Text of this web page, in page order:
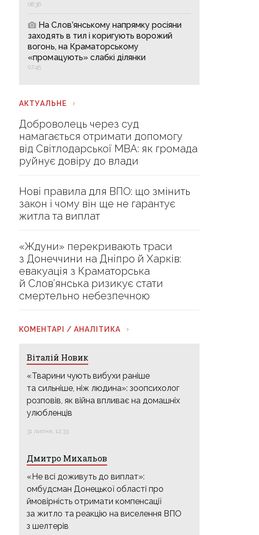
08:36
На Слов’янському напрямку росіяни
заходять в тил і коригують ворожий
вогонь, на Краматорському
«промацують» слабкі ділянки
07:45
АКТУАЛЬНЕ
Доброволець через суд
намагається отримати допомогу
від Світлодарської МВА: як громада
руйнує довіру до влади
Нові правила для ВПО: що змінить
закон і чому він ще не гарантує
житла та виплат
«Ждуни» перекривають траси
з Донеччини на Дніпро й Харків:
евакуація з Краматорська
й Слов’янська ризикує стати
смертельно небезпечною
КОМЕНТАРІ / АНАЛІТИКА
Віталій Новик
«Тварини чують вибухи раніше
та сильніше, ніж людина»: зоопсихолог
розповів, як війна впливає на домашніх
улюбленців
31 липня, 12:33
Дмитро Михальов
«Не всі доживуть до виплат»:
омбудсман Донецької області про
ймовірність отримати компенсації
за житло та реакцію на виселення ВПО
з шелтерів